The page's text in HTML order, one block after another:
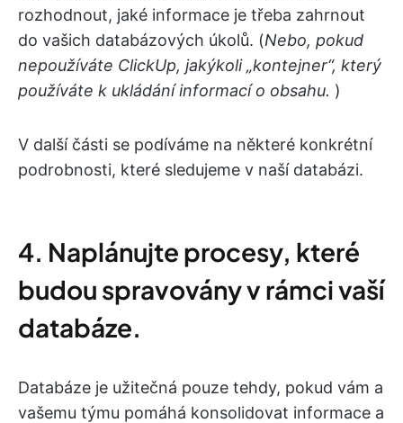
rozhodnout, jaké informace je třeba zahrnout
do vašich databázových úkolů. (Nebo, pokud
nepoužíváte ClickUp, jakýkoli „kontejner“, který
používáte k ukládání informací o obsahu. )
V další části se podíváme na některé konkrétní
podrobnosti, které sledujeme v naší databázi.
4. Naplánujte procesy, které
budou spravovány v rámci vaší
databáze.
Databáze je užitečná pouze tehdy, pokud vám a
vašemu týmu pomáhá konsolidovat informace a